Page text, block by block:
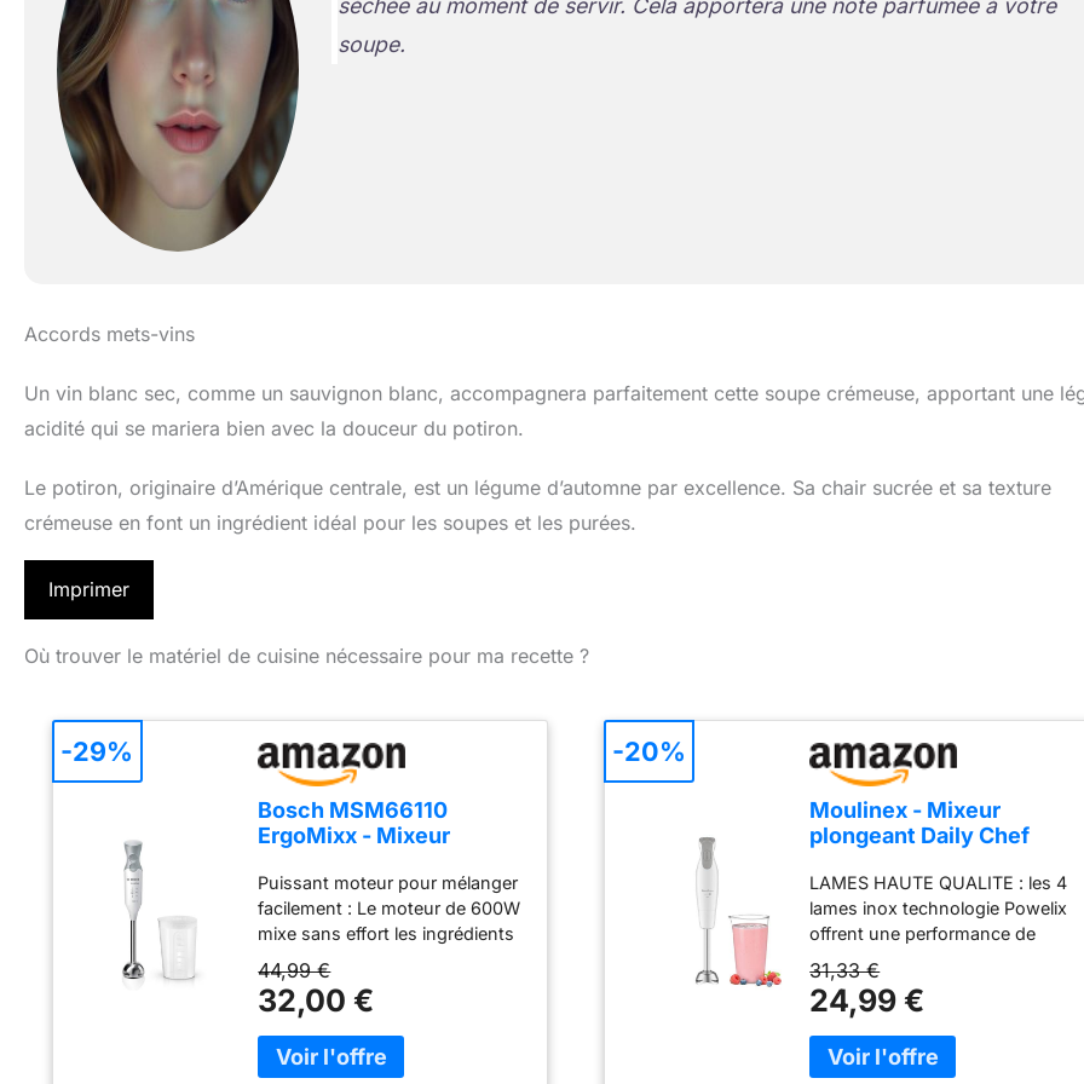
séchée au moment de servir. Cela apportera une note parfumée à votre
soupe.
Accords mets-vins
Un vin blanc sec, comme un sauvignon blanc, accompagnera parfaitement cette soupe crémeuse, apportant une
acidité qui se mariera bien avec la douceur du potiron.
Le potiron, originaire d’Amérique centrale, est un légume d’automne par excellence. Sa chair sucrée et sa texture
crémeuse en font un ingrédient idéal pour les soupes et les purées.
Imprimer
Où trouver le matériel de cuisine nécessaire pour ma recette ?
Bosch MSM66110
ErgoMixx - Mixeur
Puissant moteur pour mélanger
facilement : Le moteur de 600W
mixe sans effort les ingrédients
les plus durs ; préparez de
nombreuses recettes grâce à
une large gamme d’accessoires
Contrôle aisé d’une seule main :
2 vitesses et bouton turbo pour
44,99 €
32,00 €
-29%
Moulinex - Mixeur
plongeant Daily Chef
Blanc
LAMES HAUTE QUALITE : les 4
lames inox technologie Powelix
offrent une performance de
mixage durable dans le temps
et des résultats 30 % plus
rapides* ; *comparé à notre
technologie 2 lames classique
MOTEUR PUISSANT : 600 W
31,33 €
24,99 €
-20%